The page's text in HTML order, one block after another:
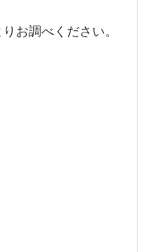
お調べください。